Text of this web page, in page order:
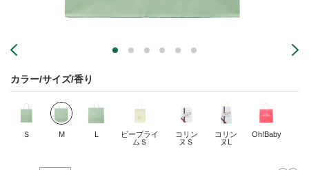
カラー/サイズ/香り
Ｓ M L
ビープライ
ムＳ
コリン
ヌＳ
コリン
ヌL
Oh!Baby